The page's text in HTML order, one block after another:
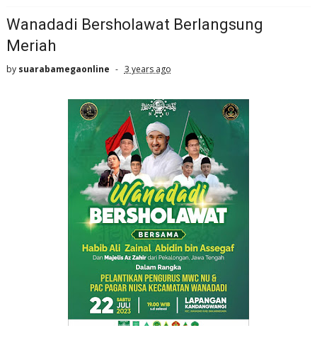
Wanadadi Bersholawat Berlangsung
Meriah
by suarabamegaonline 3 years ago